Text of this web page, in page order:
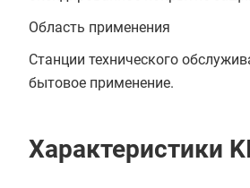
Область применения
Станции технического
бытовое применение.
Характеристики